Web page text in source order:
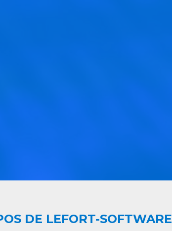
DE LEFORT-SOFTWARE